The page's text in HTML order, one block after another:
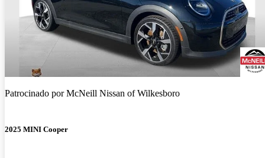
Patrocinado porMcNeill Nissan of Wilkesboro
2025 MINI Cooper